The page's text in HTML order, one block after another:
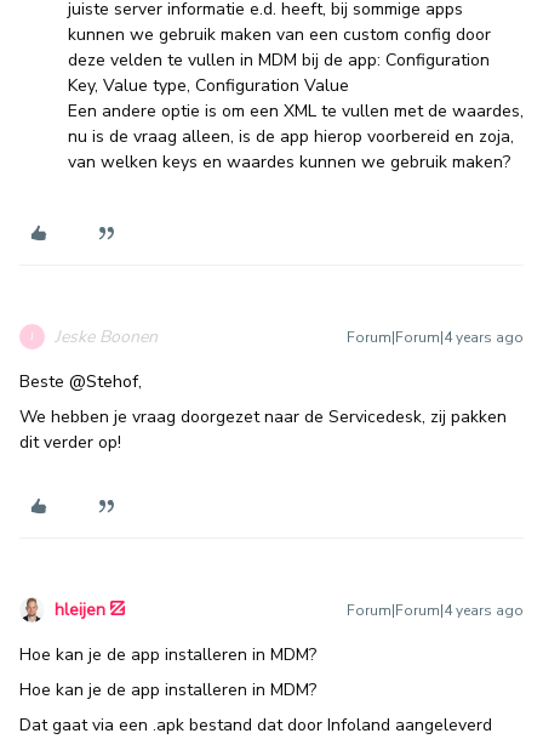
juiste server informatie e.d. heeft, bij sommige apps
kunnen we gebruik maken van een custom config door
deze velden te vullen in MDM bij de app: Configuration
Key, Value type, Configuration Value
Een andere optie is om een XML te vullen met de waardes,
nu is de vraag alleen, is de app hierop voorbereid en zoja,
van welken keys en waardes kunnen we gebruik maken?
J Jeske Boonen Forum|Forum|4 years ago
Beste @Stehof,
We hebben je vraag doorgezet naar de Servicedesk, zij pakken
dit verder op!
hleijen Forum|Forum|4 years ago
Hoe kan je de app installeren in MDM?
Hoe kan je de app installeren in MDM?
Dat gaat via een .apk bestand dat door Infoland aangeleverd